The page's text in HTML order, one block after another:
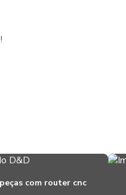
com router cnc